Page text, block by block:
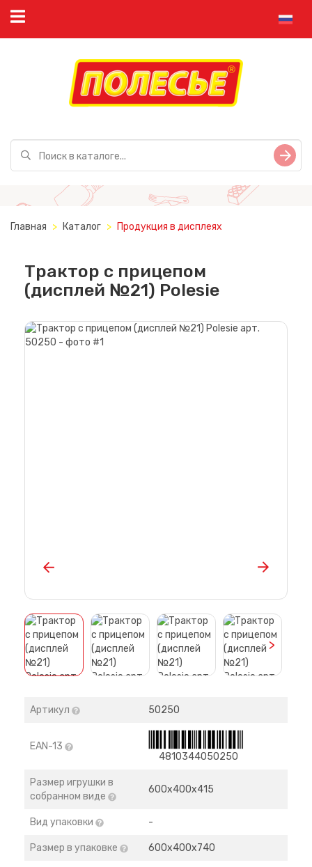
Главная Каталог Продукция в дисплеях
Трактор с прицепом
(дисплей №21) Polesie
>
Артикул 50250
EAN-13
4810344050250
Размер игрушки в
собранном виде
600х400х415
Вид упаковки -
Размер в упаковке 600х400х740